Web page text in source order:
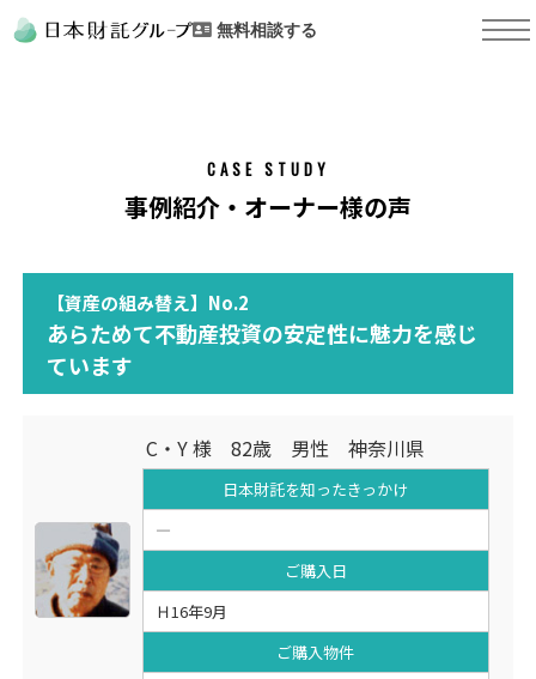
無料相談する
CASE STUDY
事例紹介・オーナー様の声
【資産の組み替え】No.2
あらためて不動産投資の安定性に魅力を感じ
ています
C・Y 様 82歳 男性 神奈川県
日本財託を知ったきっかけ
―
ご購入日
Ｈ16年9月
ご購入物件